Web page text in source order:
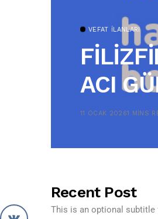
VEFAT İLANLARI
ACI
11 OCAK 20261 MINS
Recent Post
This is an optional